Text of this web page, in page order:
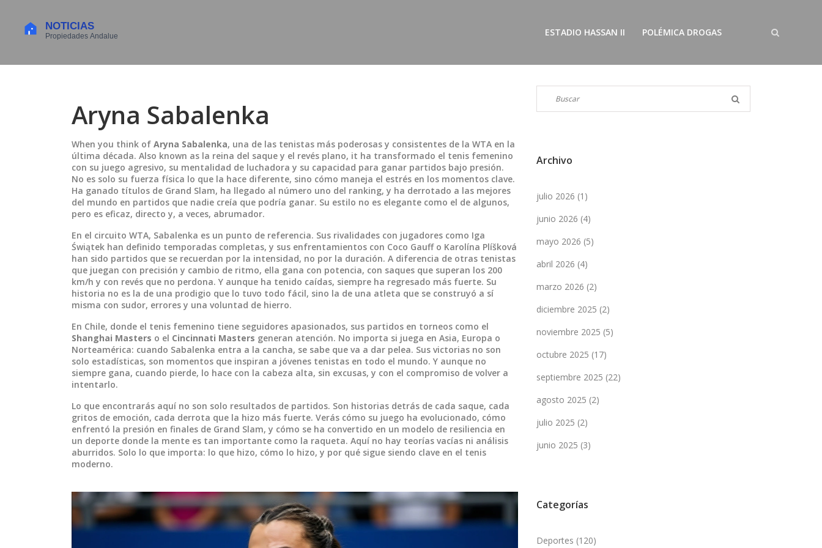
ESTADIO HASSAN II POLÉMICA DROGAS
Aryna Sabalenka
When you think of Aryna Sabalenka, una de las tenistas más poderosas y consistentes de la WTA en la
última década. Also known as la reina del saque y el revés plano, it ha transformado el tenis femenino
con su juego agresivo, su mentalidad de luchadora y su capacidad para ganar partidos bajo presión.
No es solo su fuerza física lo que la hace diferente, sino cómo maneja el estrés en los momentos clave.
Ha ganado títulos de Grand Slam, ha llegado al número uno del ranking, y ha derrotado a las mejores
del mundo en partidos que nadie creía que podría ganar. Su estilo no es elegante como el de algunos,
pero es eficaz, directo y, a veces, abrumador.
En el circuito WTA, Sabalenka es un punto de referencia. Sus rivalidades con jugadores como Iga
Świątek han definido temporadas completas, y sus enfrentamientos con Coco Gauffo Karolína Plíšková
han sido partidos que se recuerdan por la intensidad, no por la duración. A diferencia de otras tenistas
que juegan con precisión y cambio de ritmo, ella gana con potencia, con saques que superan los 200
km/h y con revés que no perdona. Y aunque ha tenido caídas, siempre ha regresado más fuerte. Su
historia no es la de una prodigio que lo tuvo todo fácil, sino la de una atleta que se construyó a sí
misma con sudor, errores y una voluntad de hierro.
En Chile, donde el tenis femenino tiene seguidores apasionados, sus partidos en torneos como el
Shanghai Masters o el Cincinnati Masters generan atención. No importa si juega en Asia, Europa o
Norteamérica: cuando Sabalenka entra a la cancha, se sabe que va a dar pelea. Sus victorias no son
solo estadísticas, son momentos que inspiran a jóvenes tenistas en todo el mundo. Y aunque no
siempre gana, cuando pierde, lo hace con la cabeza alta, sin excusas, y con el compromiso de volver a
intentarlo.
Lo que encontrarás aquí no son solo resultados de partidos. Son historias detrás de cada saque, cada
gritos de emoción, cada derrota que la hizo más fuerte. Verás cómo su juego ha evolucionado, cómo
enfrentó la presión en finales de Grand Slam, y cómo se ha convertido en un modelo de resiliencia en
un deporte donde la mente es tan importante como la raqueta. Aquí no hay teorías vacías ni análisis
aburridos. Solo lo que importa: lo que hizo, cómo lo hizo, y por qué sigue siendo clave en el tenis
moderno.
Archivo
julio 2026 (1)
junio 2026 (4)
mayo 2026 (5)
abril 2026 (4)
marzo 2026 (2)
diciembre 2025 (2)
noviembre 2025 (5)
octubre 2025 (17)
septiembre 2025 (22)
agosto 2025 (2)
julio 2025 (2)
junio 2025 (3)
Categorías
Deportes (120)